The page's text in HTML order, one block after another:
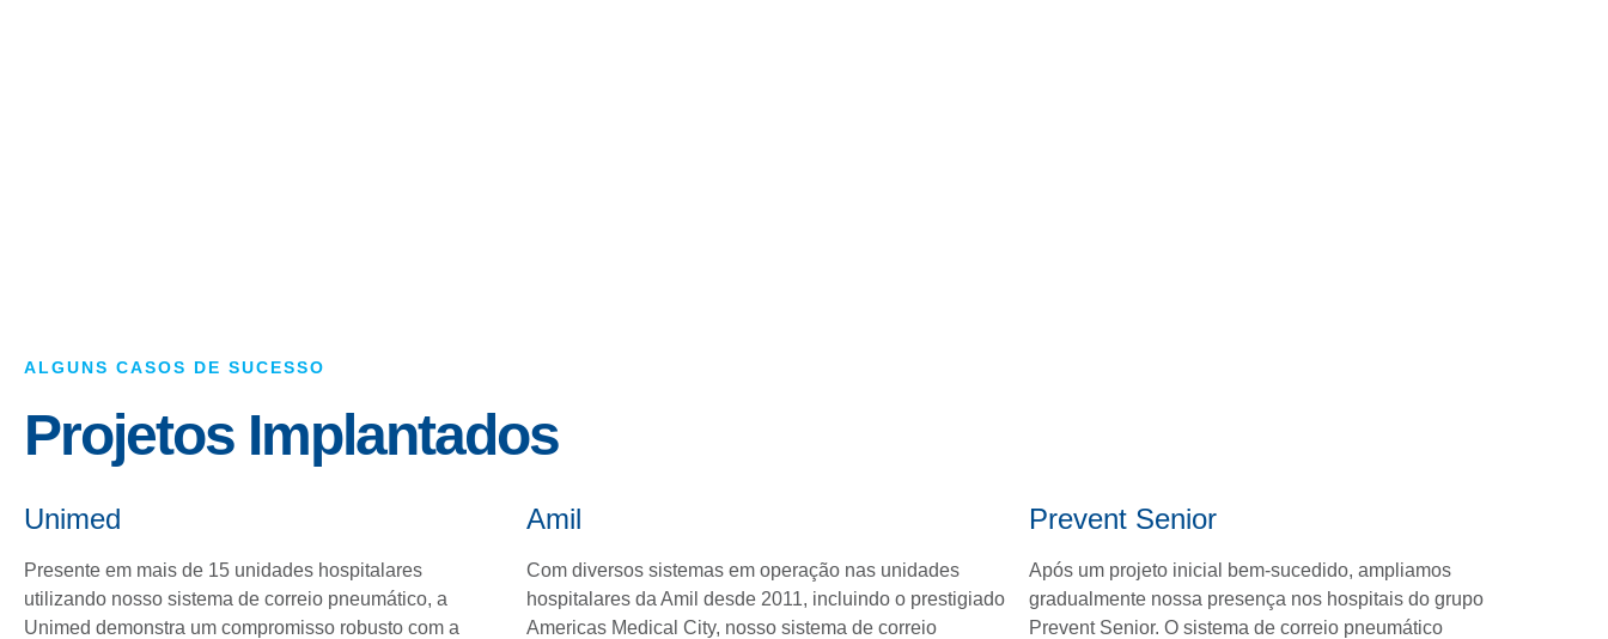
ALGUNS CASOS DE SUCESSO
Projetos Implantados
Unimed
Presente em mais de 15 unidades hospitalares
utilizando nosso sistema de correio pneumático, a
Unimed demonstra um compromisso robusto com a
Amil
Com diversos sistemas em operação nas unidades
hospitalares da Amil desde 2011, incluindo o prestigiado
Americas Medical City, nosso sistema de correio
Prevent Senior
Após um projeto inicial bem-sucedido, ampliamos
gradualmente nossa presença nos hospitais do grupo
Prevent Senior. O sistema de correio pneumático